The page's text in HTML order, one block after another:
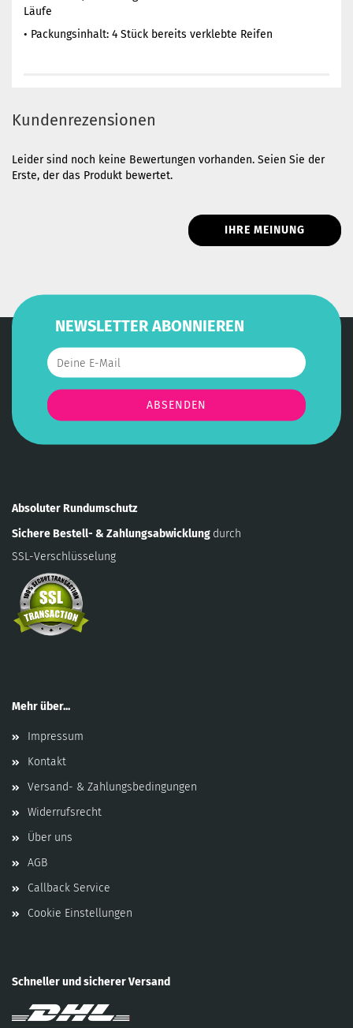
Läufe
• Packungsinhalt: 4 Stück bereits verklebte Reifen
Kundenrezensionen
Leider sind noch keine Bewertungen vorhanden. Seien Sie der
Erste, der das Produkt bewertet.
IHRE MEINUNG
NEWSLETTER ABONNIEREN
Absoluter Rundumschutz
Sichere Bestell- & Zahlungsabwicklung durch
SSL-Verschlüsselung
Mehr über...
Impressum
Kontakt
Versand- & Zahlungsbedingungen
Widerrufsrecht
Über uns
AGB
Callback Service
Cookie Einstellungen
Schneller und sicherer Versand